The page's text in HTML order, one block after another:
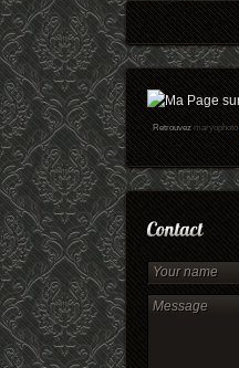
Retrouvezmaryophoto